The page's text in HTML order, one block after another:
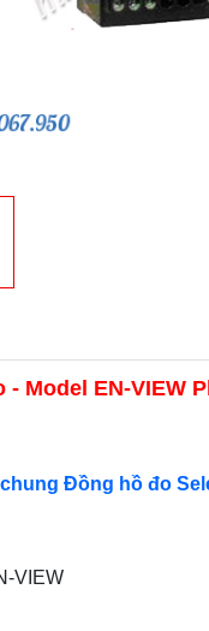
- Model EN-VIEW
Đồng hồ đo
VIEW